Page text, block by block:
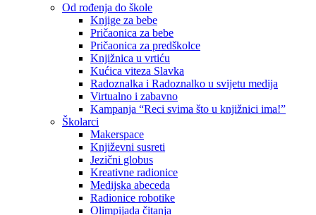
Od rođenja do škole
Knjige za bebe
Pričaonica za bebe
Pričaonica za predškolce
Knjižnica u vrtiću
Kućica viteza Slavka
Radoznalka i Radoznalko u svijetu medija
Virtualno i zabavno
Kampanja “Reci svima što u knjižnici ima!”
Školarci
Makerspace
Književni susreti
Jezični globus
Kreativne radionice
Medijska abeceda
Radionice robotike
Olimpijada čitanja